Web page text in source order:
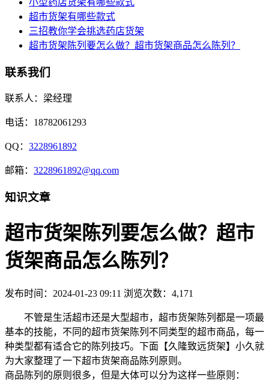
小型药店货架有哪些款式
超市货架有哪些款式
三招教你学会挑选药店货架
超市货架陈列要怎么做？超市货架商品怎么陈列？
联系我们
联系人：梁经理
电话：18782061293
QQ： 3228961892
邮箱： 3228961892@qq.com
知识文章
超市货架陈列要怎么做？超市
货架商品怎么陈列？
发布时间：2024-01-23 09:11 浏览次数：4,171
不管是生活超市还是大型超市，超市货架陈列都是一项最
基本的技能，不同的超市货架陈列不同类型的超市商品，每一
种类型都有适合它的陈列技巧。下面【久隆致远货架】小久就
为大家整理了一下超市货架商品陈列原则。
商品陈列的原则很多，但是大体可以分为这样一些原则：